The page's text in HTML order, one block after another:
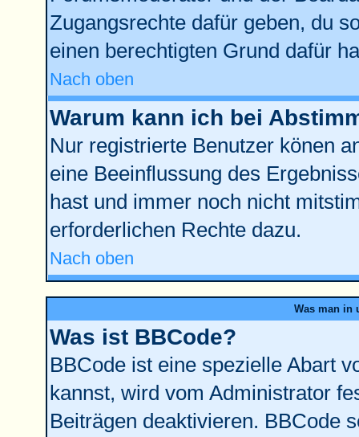
Zugangsrechte dafür geben, du
einen berechtigten Grund dafür
Nach oben
Warum kann ich bei
Nur registrierte Benutzer könen
eine Beeinflussung des
hast und immer noch nicht
erforderlichen Rechte dazu.
Nach oben
Was man in
Was ist BBCode?
BBCode ist eine spezielle Abart
kannst, wird vom Administrator
Beiträgen deaktivieren. BBCode